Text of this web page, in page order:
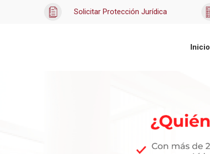
Solicitar Protección Jurídica
Inicio